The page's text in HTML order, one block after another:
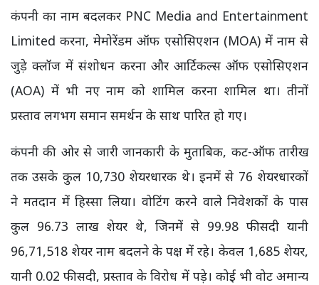
कंपनी का नाम बदलकर PNC Media and Entertainment
Limited करना, मेमोरेंडम ऑफ एसोसिएशन (MOA) में नाम से
जुड़े क्लॉज में संशोधन करना और आर्टिकल्स ऑफ एसोसिएशन
(AOA) में भी नए नाम को शामिल करना शामिल था। तीनों
प्रस्ताव लगभग समान समर्थन के साथ पारित हो गए।
कंपनी की ओर से जारी जानकारी के मुताबिक, कट-ऑफ तारीख
तक उसके कुल 10,730 शेयरधारक थे। इनमें से 76 शेयरधारकों
ने मतदान में हिस्सा लिया। वोटिंग करने वाले निवेशकों के पास
कुल 96.73 लाख शेयर थे, जिनमें से 99.98 फीसदी यानी
96,71,518 शेयर नाम बदलने के पक्ष में रहे। केवल 1,685 शेयर,
यानी 0.02 फीसदी, प्रस्ताव के विरोध में पड़े। कोई भी वोट अमान्य